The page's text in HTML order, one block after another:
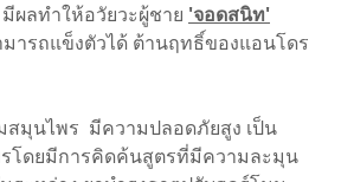
ผลทำให้อวัยวะผู้ชาย 'จอดสนิท'
มารถแข็งตัวได้ ต้านฤทธิ์ของแอนโดร
สมุนไพร มีความปลอดภัยสูง เป็น
โดยมีการคิดค้นสูตรที่มีความละมุน